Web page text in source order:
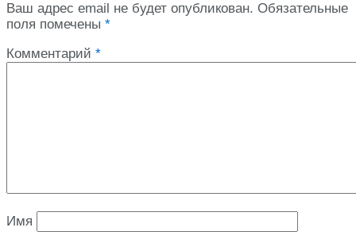
Ваш адрес email не будет опубликован. Обязательные
поля помечены *
Комментарий *
Имя